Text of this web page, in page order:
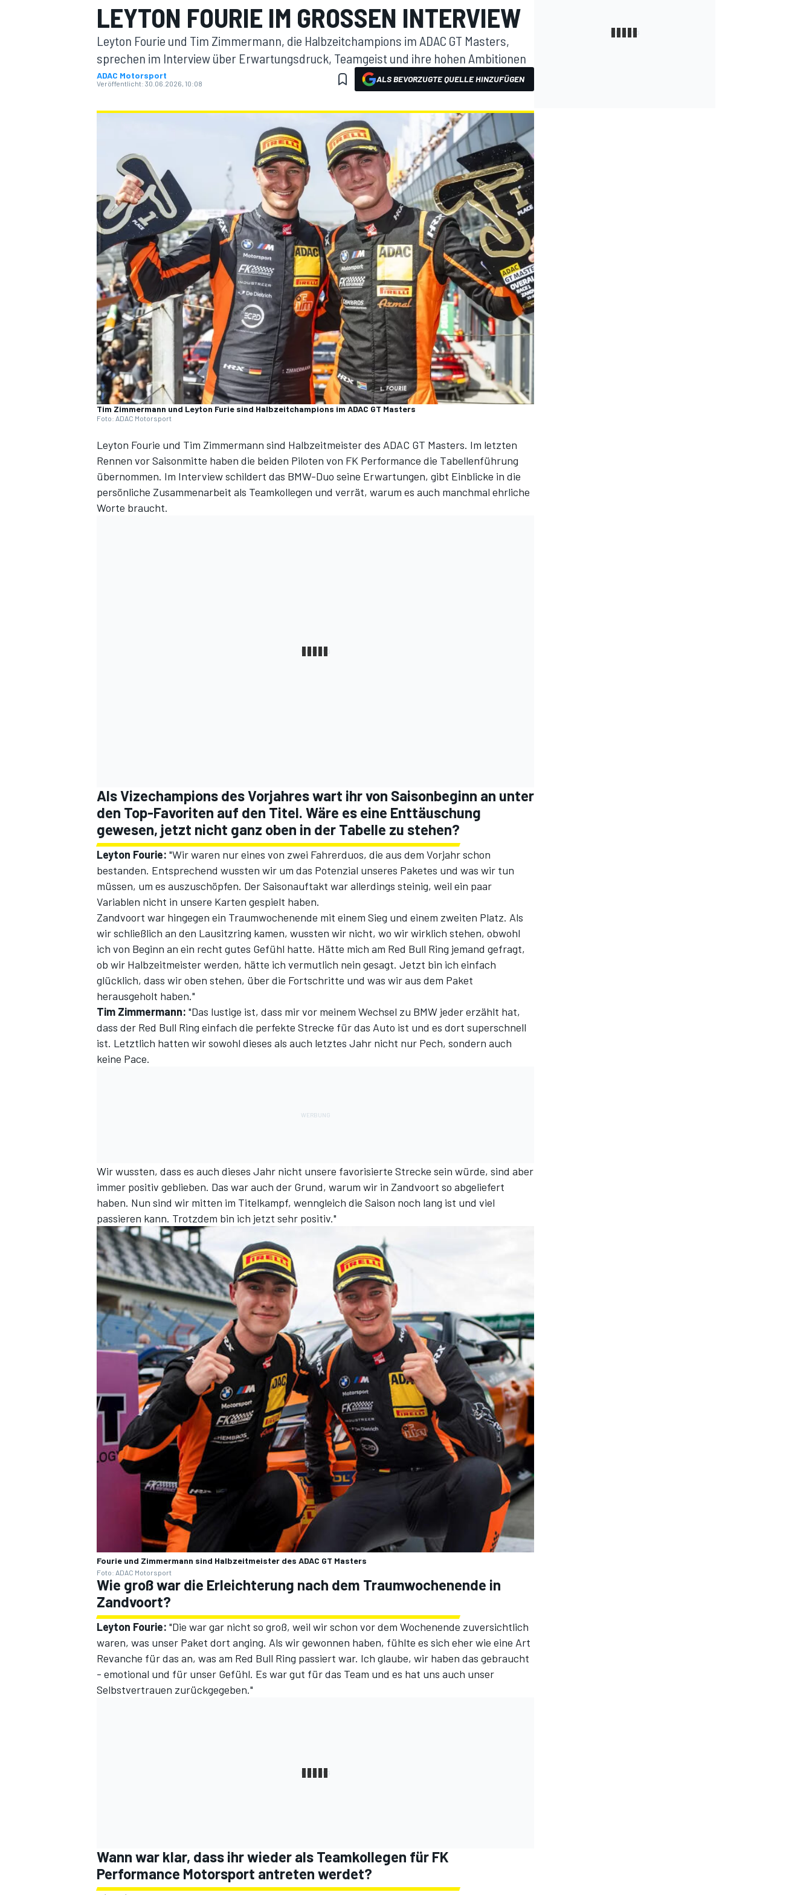
DTM
SPORTWAGEN
LEYTON FOURIE IM GROSSEN INTERVIEW
Leyton Fourie und Tim Zimmermann, die Halbzeitchampions im ADAC GT Masters,
sprechen im Interview über Erwartungsdruck, Teamgeist und ihre hohen Ambitionen
ADAC Motorsport
Veröffentlicht: 30.06.2026, 10:08 ALS BEVORZUGTE QUELLE HINZUFÜGEN
Tim Zimmermann und Leyton Furie sind Halbzeitchampions im ADAC GT Masters
Foto: ADAC Motorsport
Leyton Fourie und Tim Zimmermann sind Halbzeitmeister des ADAC GT Masters. Im letzten
Rennen vor Saisonmitte haben die beiden Piloten von FK Performance die Tabellenführung
übernommen. Im Interview schildert das BMW-Duo seine Erwartungen, gibt Einblicke in die
persönliche Zusammenarbeit als Teamkollegen und verrät, warum es auch manchmal ehrliche
Worte braucht.
Als Vizechampions des Vorjahres wart ihr von Saisonbeginn an unter
den Top-Favoriten auf den Titel. Wäre es eine Enttäuschung
gewesen, jetzt nicht ganz oben in der Tabelle zu stehen?
Leyton Fourie: "Wir waren nur eines von zwei Fahrerduos, die aus dem Vorjahr schon
bestanden. Entsprechend wussten wir um das Potenzial unseres Paketes und was wir tun
müssen, um es auszuschöpfen. Der Saisonauftakt war allerdings steinig, weil ein paar
Variablen nicht in unsere Karten gespielt haben.
Zandvoort war hingegen ein Traumwochenende mit einem Sieg und einem zweiten Platz. Als
wir schließlich an den Lausitzring kamen, wussten wir nicht, wo wir wirklich stehen, obwohl
ich von Beginn an ein recht gutes Gefühl hatte. Hätte mich am Red Bull Ring jemand gefragt,
ob wir Halbzeitmeister werden, hätte ich vermutlich nein gesagt. Jetzt bin ich einfach
glücklich, dass wir oben stehen, über die Fortschritte und was wir aus dem Paket
herausgeholt haben."
Tim Zimmermann: "Das lustige ist, dass mir vor meinem Wechsel zu BMW jeder erzählt hat,
dass der Red Bull Ring einfach die perfekte Strecke für das Auto ist und es dort superschnell
ist. Letztlich hatten wir sowohl dieses als auch letztes Jahr nicht nur Pech, sondern auch
keine Pace.
Wir wussten, dass es auch dieses Jahr nicht unsere favorisierte Strecke sein würde, sind aber
immer positiv geblieben. Das war auch der Grund, warum wir in Zandvoort so abgeliefert
haben. Nun sind wir mitten im Titelkampf, wenngleich die Saison noch lang ist und viel
passieren kann. Trotzdem bin ich jetzt sehr positiv."
Fourie und Zimmermann sind Halbzeitmeister des ADAC GT Masters
Foto: ADAC Motorsport
Wie groß war die Erleichterung nach dem Traumwochenende in
Zandvoort?
Leyton Fourie: "Die war gar nicht so groß, weil wir schon vor dem Wochenende zuversichtlich
waren, was unser Paket dort anging. Als wir gewonnen haben, fühlte es sich eher wie eine Art
Revanche für das an, was am Red Bull Ring passiert war. Ich glaube, wir haben das gebraucht
- emotional und für unser Gefühl. Es war gut für das Team und es hat uns auch unser
Selbstvertrauen zurückgegeben."
Wann war klar, dass ihr wieder als Teamkollegen für FK
Performance Motorsport antreten werdet?